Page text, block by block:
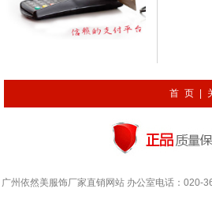
首 页|
广州依然美服饰厂家直销网站 办公室电话：